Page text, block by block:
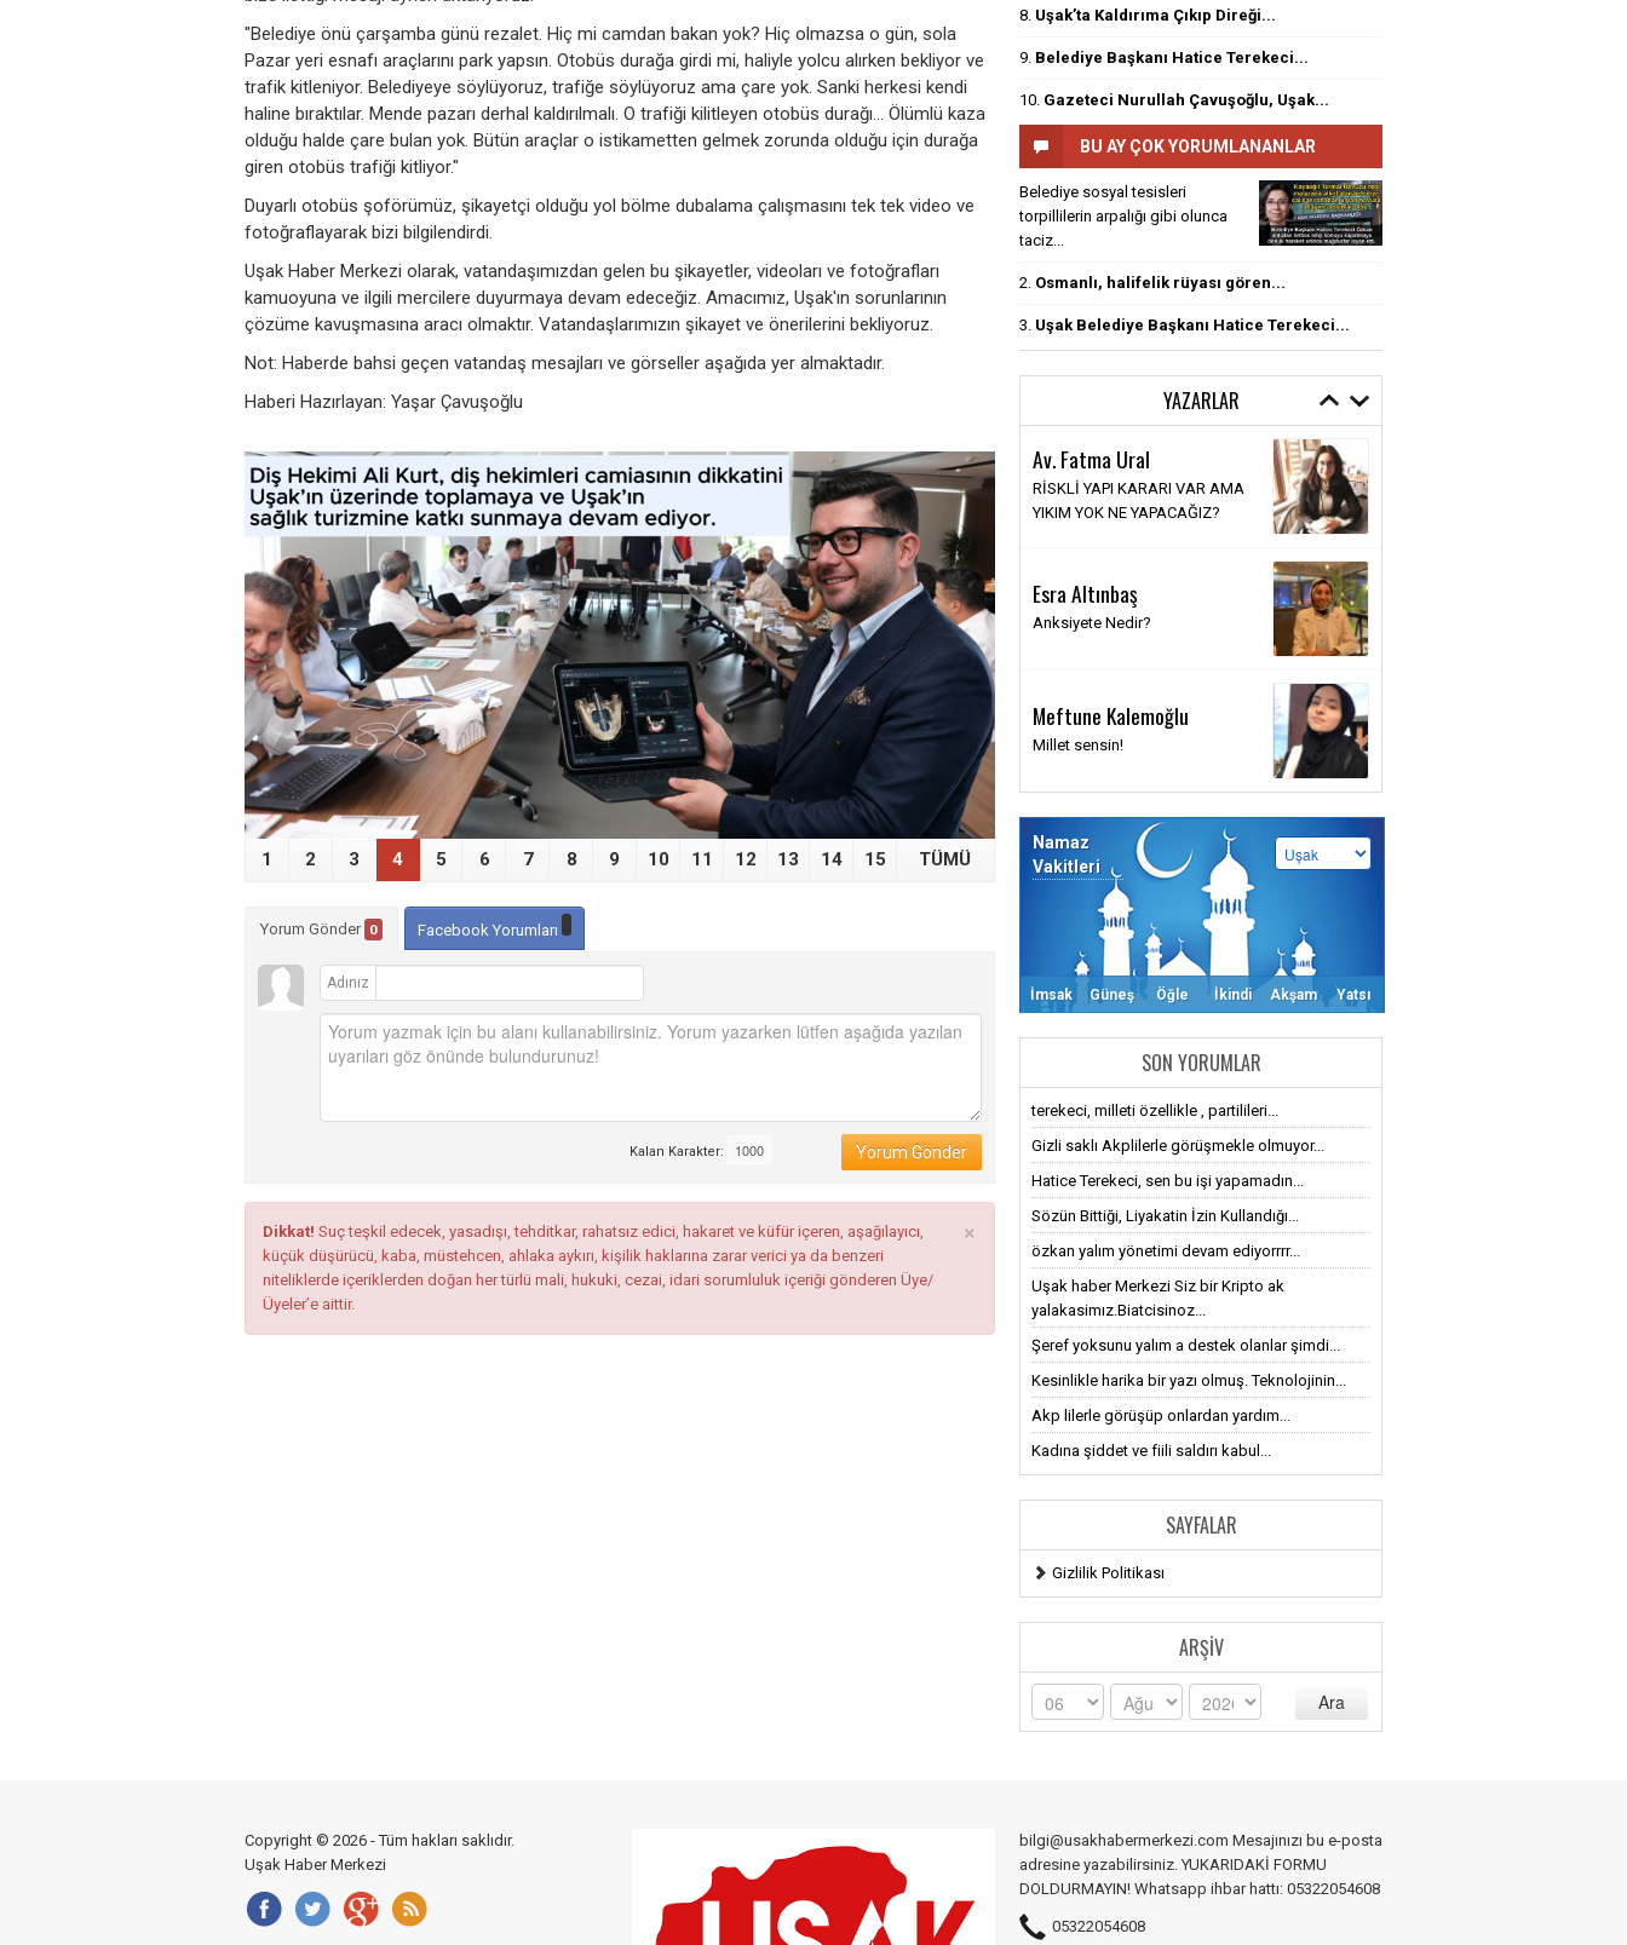
"Belediye önü çarşamba günü rezalet. Hiç mi camdan bakan yok? Hiç olmazsa o gün, sola
Pazar yeri esnafı araçlarını park yapsın. Otobüs durağa girdi mi, haliyle yolcu alırken bekliyor ve
trafik kitleniyor. Belediyeye söylüyoruz, trafiğe söylüyoruz ama çare yok. Sanki herkesi kendi
haline bıraktılar. Mende pazarı derhal kaldırılmalı. O trafiği kilitleyen otobüs durağı... Ölümlü kaza
olduğu halde çare bulan yok. Bütün araçlar o istikametten gelmek zorunda olduğu için durağa
giren otobüs trafiği kitliyor."
Duyarlı otobüs şoförümüz, şikayetçi olduğu yol bölme dubalama çalışmasını tek tek video ve
fotoğraflayarak bizi bilgilendirdi.
Uşak Haber Merkezi olarak, vatandaşımızdan gelen bu şikayetler, videoları ve fotoğrafları
kamuoyuna ve ilgili mercilere duyurmaya devam edeceğiz. Amacımız, Uşak'ın sorunlarının
çözüme kavuşmasına aracı olmaktır. Vatandaşlarımızın şikayet ve önerilerini bekliyoruz.
Not: Haberde bahsi geçen vatandaş mesajları ve görseller aşağıda yer almaktadır.
Haberi Hazırlayan: Yaşar Çavuşoğlu
1 2 3 4 5 6 7 8 9 10 11 12 13 14 15 TÜMÜ
Yorum Gönder 0 Facebook Yorumları
Adınız
Yorum Gönder
Kalan Karakter:
×
Dikkat! Suç teşkil edecek, yasadışı, tehditkar, rahatsız edici, hakaret ve küfür içeren, aşağılayıcı,
küçük düşürücü, kaba, müstehcen, ahlaka aykırı, kişilik haklarına zarar verici ya da benzeri
niteliklerde içeriklerden doğan her türlü mali, hukuki, cezai, idari sorumluluk içeriği gönderen Üye/
Üyeler’e aittir.
8. Uşak’ta Kaldırıma Çıkıp Direği...
9. Belediye Başkanı Hatice Terekeci...
10. Gazeteci Nurullah Çavuşoğlu, Uşak...
BU AY ÇOK YORUMLANANLAR
Belediye sosyal tesisleri
torpillilerin arpalığı gibi olunca
taciz...
2. Osmanlı, halifelik rüyası gören...
3. Uşak Belediye Başkanı Hatice Terekeci...
YAZARLAR
Av. Fatma Ural
RİSKLİ YAPI KARARI VAR AMA
YIKIM YOK NE YAPACAĞIZ?
Esra Altınbaş
Anksiyete Nedir?
Meftune Kalemoğlu
Millet sensin!
Namaz
Vakitleri
İmsak Güneş Öğle İkindi Akşam Yatsı
SON YORUMLAR
terekeci, milleti özellikle , partilileri...
Gizli saklı Akplilerle görüşmekle olmuyor...
Hatice Terekeci, sen bu işi yapamadın...
Sözün Bittiği, Liyakatin İzin Kullandığı...
özkan yalım yönetimi devam ediyorrrr...
Uşak haber Merkezi Siz bir Kripto ak
yalakasimız.Biatcisinoz...
Şeref yoksunu yalım a destek olanlar şimdi...
Kesinlikle harika bir yazı olmuş. Teknolojinin...
Akp lilerle görüşüp onlardan yardım...
Kadına şiddet ve fiili saldırı kabul...
SAYFALAR
Gizlilik Politikası
ARŞIV
Ara
Copyright © 2026 - Tüm hakları saklıdır.
Uşak Haber Merkezi
bilgi@usakhabermerkezi.com Mesajınızı bu e-posta
adresine yazabilirsiniz. YUKARIDAKİ FORMU
DOLDURMAYIN! Whatsapp ihbar hattı: 05322054608
05322054608